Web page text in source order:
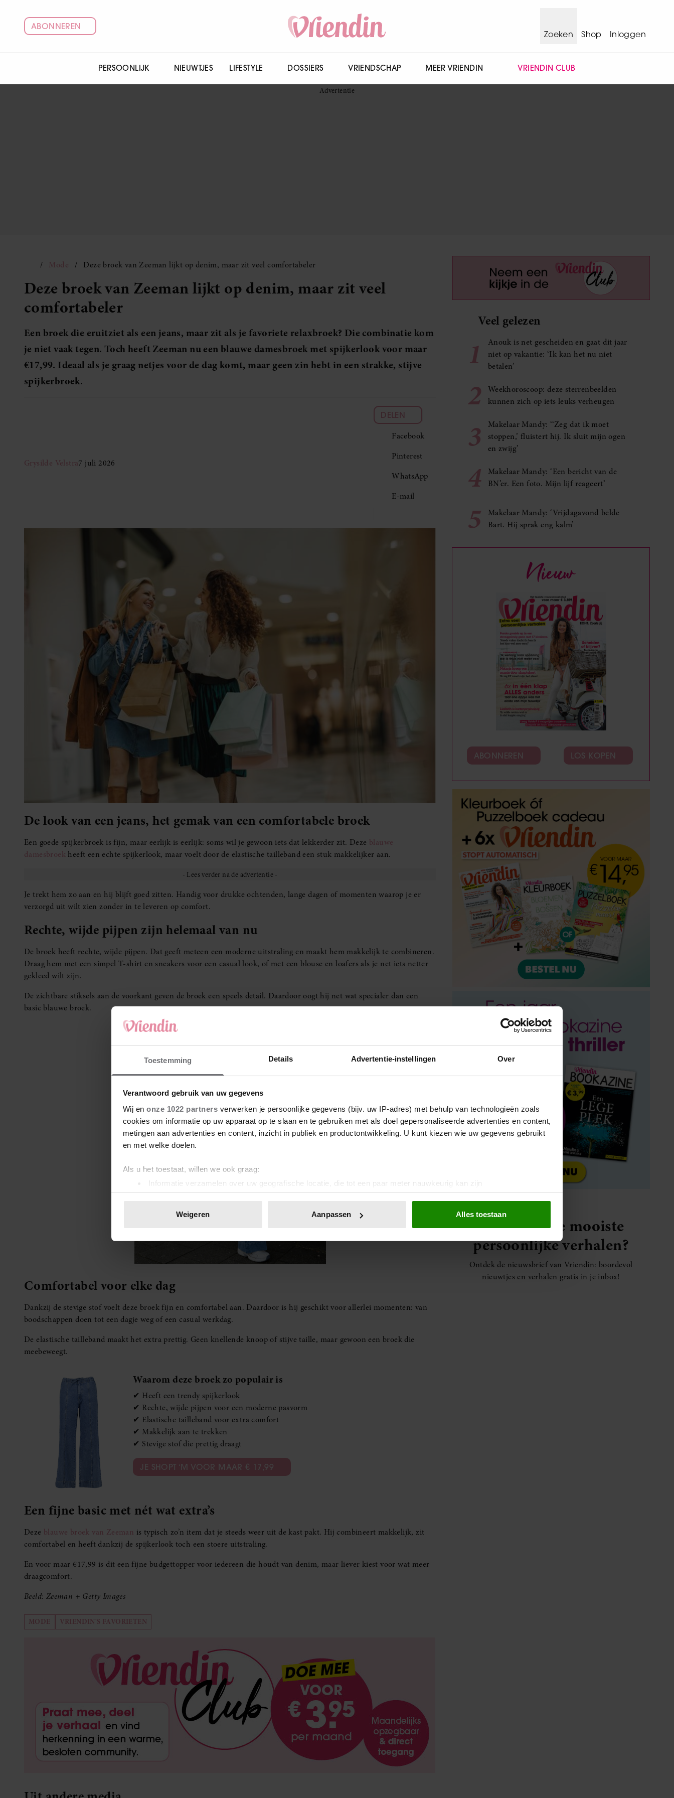
Toestemming Details Advertentie-instellingen Over
Verantwoord gebruik van uw gegevens
Wij en onze 1022 partners verwerken je persoonlijke gegevens (bijv. uw IP-adres) met behulp van technologieën zoals
cookies om informatie op uw apparaat op te slaan en te gebruiken met als doel gepersonaliseerde advertenties en content,
metingen aan advertenties en content, inzicht in publiek en productontwikkeling. U kunt kiezen wie uw gegevens gebruikt
en met welke doelen.
Als u het toestaat, willen we ook graag:
Informatie verzamelen over uw geografische locatie, die tot een paar meter nauwkeurig kan zijn
Uw apparaat identificeren door het actief te scannen op specifieke eigenschappen (fingerprinting)
toestemming op elk moment wijzigen of intrekken in de Cookieverklaring.
We gebruiken cookies om content en advertenties te personaliseren, om functies voor social media te bieden en om ons
websiteverkeer te analyseren. Ook delen we informatie over uw gebruik van onze site met onze partners voor social
media, adverteren en analyse. Deze partners kunnen deze gegevens combineren met andere informatie die u aan ze heeft
verstrekt of die ze hebben verzameld op basis van uw gebruik van hun services. U gaat akkoord met onze cookies als u
onze website blijft gebruiken.
Weigeren Aanpassen Alles toestaan
ABONNEREN
Zoeken
Shop Inloggen
PERSOONLIJK NIEUWTJES LIFESTYLE DOSSIERS VRIENDSCHAP MEER VRIENDIN VRIENDIN CLUB
Mode Deze broek van Zeeman lijkt op denim, maar zit veel comfortabeler
Deze broek van Zeeman lijkt op denim, maar zit veel
comfortabeler
Een broek die eruitziet als een jeans, maar zit als je favoriete relaxbroek? Die combinatie kom
je niet vaak tegen. Toch heeft Zeeman nu een blauwe damesbroek met spijkerlook voor maar
€17,99. Ideaal als je graag netjes voor de dag komt, maar geen zin hebt in een strakke, stijve
spijkerbroek.
Grysilde Velstra7 juli 2026
DELEN
Facebook
Pinterest
WhatsApp
E-mail
De look van een jeans, het gemak van een comfortabele broek
Een goede spijkerbroek is fijn, maar eerlijk is eerlijk: soms wil je gewoon iets dat lekkerder zit. Deze blauwe
damesbroek heeft een echte spijkerlook, maar voelt door de elastische tailleband een stuk makkelijker aan.
Je trekt hem zo aan en hij blijft goed zitten. Handig voor drukke ochtenden, lange dagen of momenten waarop je er
verzorgd uit wilt zien zonder in te leveren op comfort.
Rechte, wijde pijpen zijn helemaal van nu
De broek heeft rechte, wijde pijpen. Dat geeft meteen een moderne uitstraling en maakt hem makkelijk te combineren.
Draag hem met een simpel T-shirt en sneakers voor een casual look, of met een blouse en loafers als je net iets netter
gekleed wilt zijn.
De zichtbare stiksels aan de voorkant geven de broek een speels detail. Daardoor oogt hij net wat specialer dan een
basic blauwe broek.
Comfortabel voor elke dag
Dankzij de stevige stof voelt deze broek fijn en comfortabel aan. Daardoor is hij geschikt voor allerlei momenten: van
boodschappen doen tot een dagje weg of een casual werkdag.
De elastische tailleband maakt het extra prettig. Geen knellende knoop of stijve taille, maar gewoon een broek die
meebeweegt.
Waarom deze broek zo populair is
✔ Heeft een trendy spijkerlook
✔ Rechte, wijde pijpen voor een moderne pasvorm
✔ Elastische tailleband voor extra comfort
✔ Makkelijk aan te trekken
✔ Stevige stof die prettig draagt
JE SHOPT ‘M VOOR MAAR € 17,99
Een fijne basic met nét wat extra’s
Deze blauwe broek van Zeeman is typisch zo’n item dat je steeds weer uit de kast pakt. Hij combineert makkelijk, zit
comfortabel en heeft dankzij de spijkerlook toch een stoere uitstraling.
En voor maar €17,99 is dit een fijne budgettopper voor iedereen die houdt van denim, maar liever kiest voor wat meer
draagcomfort.
Beeld: Zeeman + Getty Images
MODE VRIENDIN'S FAVORIETEN
Veel gelezen
1
Anouk is net gescheiden en gaat dit jaar
niet op vakantie: ‘Ik kan het nu niet
betalen’
2
Weekhoroscoop: deze sterrenbeelden
kunnen zich op iets leuks verheugen
3
Makelaar Mandy: ‘‘Zeg dat ik moet
stoppen,’ fluistert hij. Ik sluit mijn ogen
en zwijg’
4
Makelaar Mandy: ‘Een bericht van de
BN’er. Een foto. Mijn lijf reageert’
5
Makelaar Mandy: ‘Vrijdagavond belde
Bart. Hij sprak eng kalm’
Nieuw
ABONNEREN LOS KOPEN
Elke week de mooiste
persoonlijke verhalen?
Ontdek de nieuwsbrief van Vriendin: boordevol
nieuwtjes en verhalen gratis in je inbox!